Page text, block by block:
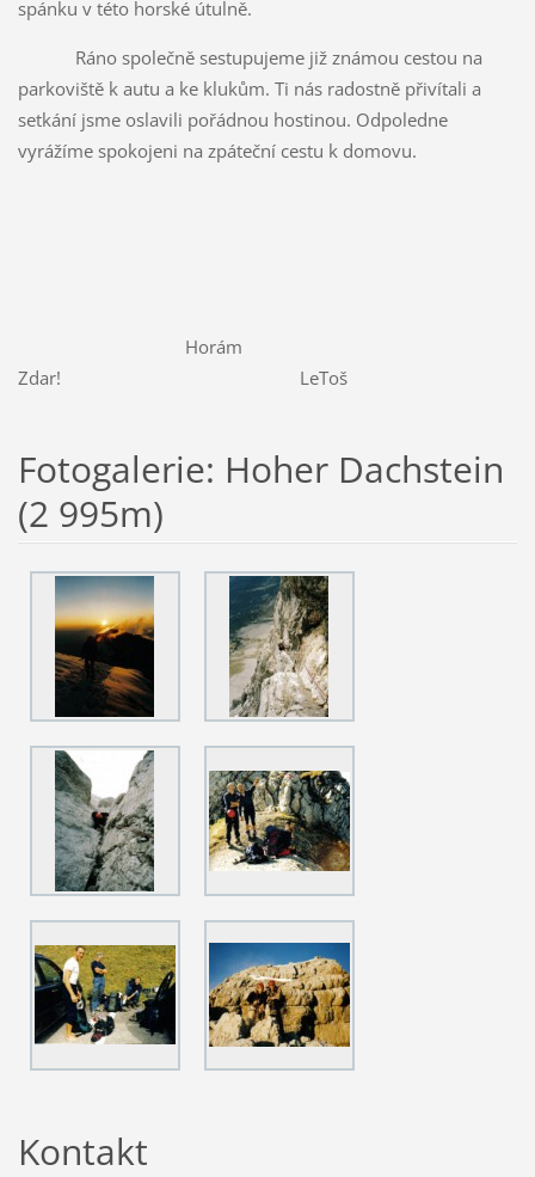
spánku v této horské útulně.
Ráno společně sestupujeme již známou cestou na
parkoviště k autu a ke klukům. Ti nás radostně přivítali a
setkání jsme oslavili pořádnou hostinou. Odpoledne
vyrážíme spokojeni na zpáteční cestu k domovu.
Horám
Zdar! LeToš
Fotogalerie: Hoher Dachstein
(2 995m)
Kontakt